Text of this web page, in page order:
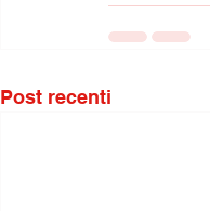
Post recenti